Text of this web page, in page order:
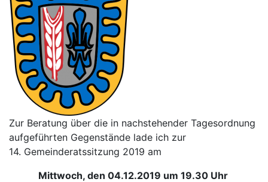
Zur Beratung über die in nachstehender Tagesordnung
aufgeführten Gegenstände lade ich zur
14. Gemeinderatssitzung 2019 am
Mittwoch, den 04.12.2019 um 19.30 Uhr